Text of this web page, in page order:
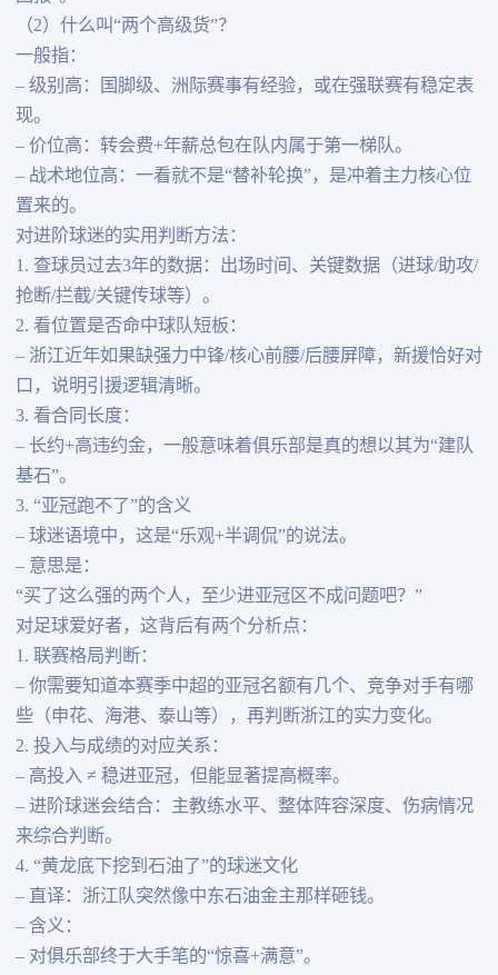
（2）什么叫“两个高级货”？
一般指：
– 级别高：国脚级、洲际赛事有经验，或在强联赛有稳定表
现。
– 价位高：转会费+年薪总包在队内属于第一梯队。
– 战术地位高：一看就不是“替补轮换”，是冲着主力核心位
置来的。
对进阶球迷的实用判断方法：
1. 查球员过去3年的数据：出场时间、关键数据（进球/助攻/
抢断/拦截/关键传球等）。
2. 看位置是否命中球队短板：
– 浙江近年如果缺强力中锋/核心前腰/后腰屏障，新援恰好对
口，说明引援逻辑清晰。
3. 看合同长度：
– 长约+高违约金，一般意味着俱乐部是真的想以其为“建队
基石”。
3. “亚冠跑不了”的含义
– 球迷语境中，这是“乐观+半调侃”的说法。
– 意思是：
“买了这么强的两个人，至少进亚冠区不成问题吧？”
对足球爱好者，这背后有两个分析点：
1. 联赛格局判断：
– 你需要知道本赛季中超的亚冠名额有几个、竞争对手有哪
些（申花、海港、泰山等），再判断浙江的实力变化。
2. 投入与成绩的对应关系：
– 高投入 ≠ 稳进亚冠，但能显著提高概率。
– 进阶球迷会结合：主教练水平、整体阵容深度、伤病情况
来综合判断。
4. “黄龙底下挖到石油了”的球迷文化
– 直译：浙江队突然像中东石油金主那样砸钱。
– 含义：
– 对俱乐部终于大手笔的“惊喜+满意”。